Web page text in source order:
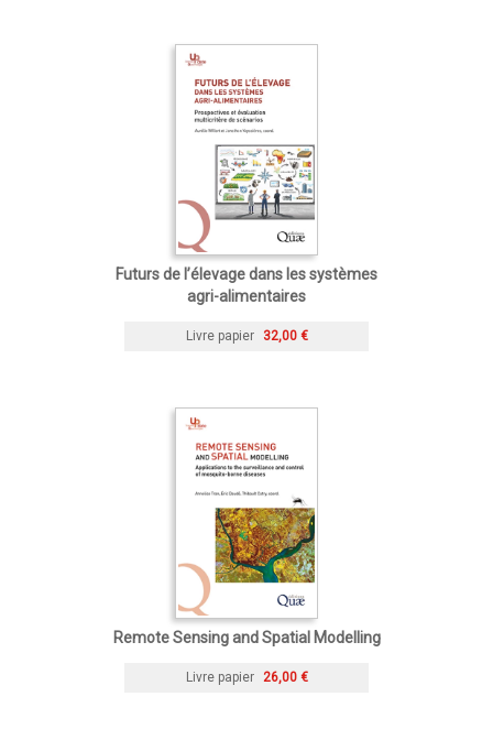
Futurs de l’élevage dans les systèmes
agri-alimentaires
Livre papier 32,00 €
Remote Sensing and Spatial Modelling
Livre papier 26,00 €